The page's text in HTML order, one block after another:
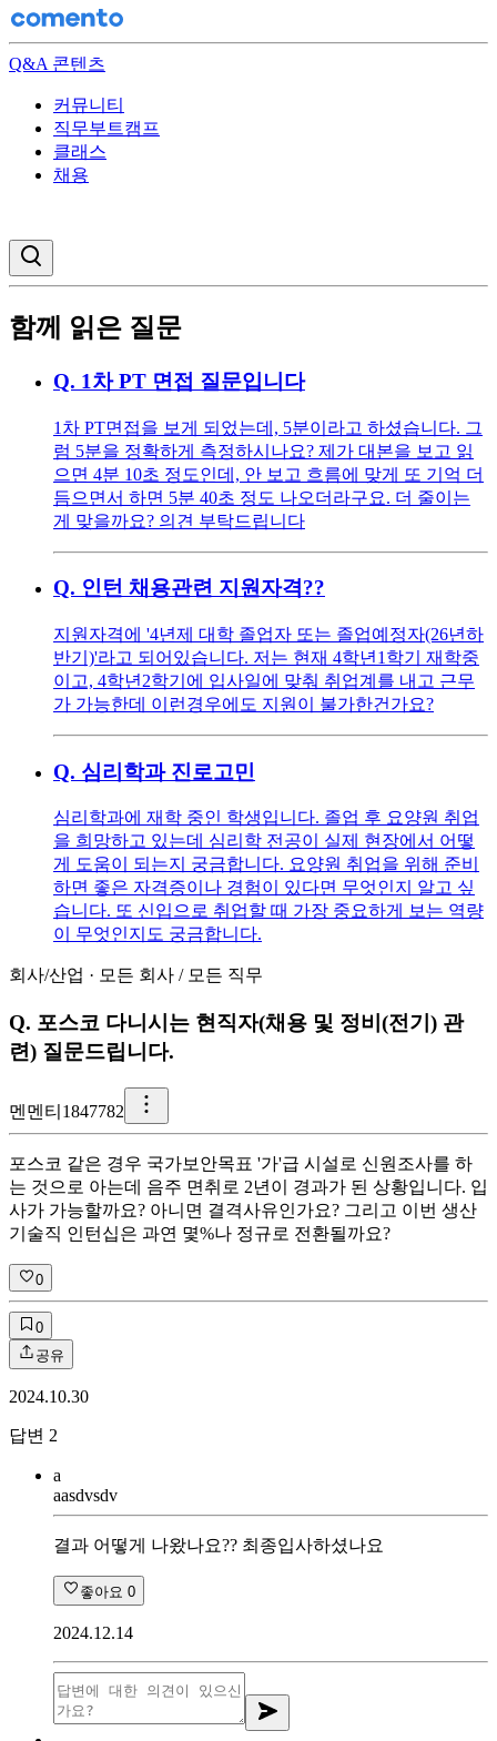
Q&A 콘텐츠
커뮤니티
직무부트캠프
클래스
채용
함께 읽은 질문
Q. 1차 PT 면접 질문입니다
1차 PT면접을 보게 되었는데, 5분이라고 하셨습니다. 그
럼 5분을 정확하게 측정하시나요? 제가 대본을 보고 읽
으면 4분 10초 정도인데, 안 보고 흐름에 맞게 또 기억 더
듬으면서 하면 5분 40초 정도 나오더라구요. 더 줄이는
게 맞을까요? 의견 부탁드립니다
Q. 인턴 채용관련 지원자격??
지원자격에 '4년제 대학 졸업자 또는 졸업예정자(26년하
반기)'라고 되어있습니다. 저는 현재 4학년1학기 재학중
이고, 4학년2학기에 입사일에 맞춰 취업계를 내고 근무
가 가능한데 이런경우에도 지원이 불가한건가요?
Q. 심리학과 진로고민
심리학과에 재학 중인 학생입니다. 졸업 후 요양원 취업
을 희망하고 있는데 심리학 전공이 실제 현장에서 어떻
게 도움이 되는지 궁금합니다. 요양원 취업을 위해 준비
하면 좋은 자격증이나 경험이 있다면 무엇인지 알고 싶
습니다. 또 신입으로 취업할 때 가장 중요하게 보는 역량
이 무엇인지도 궁금합니다.
회사/산업 · 모든 회사 / 모든 직무
Q. 포스코 다니시는 현직자(채용 및 정비(전기) 관
련) 질문드립니다.
멘 멘티1847782
포스코 같은 경우 국가보안목표 '가'급 시설로 신원조사를 하
는 것으로 아는데 음주 면취로 2년이 경과가 된 상황입니다. 입
사가 가능할까요? 아니면 결격사유인가요? 그리고 이번 생산
기술직 인턴십은 과연 몇%나 정규로 전환될까요?
0
0
공유
2024.10.30
답변 2
a
aasdvsdv
결과 어떻게 나왔나요?? 최종입사하셨나요
좋아요 0
2024.12.14